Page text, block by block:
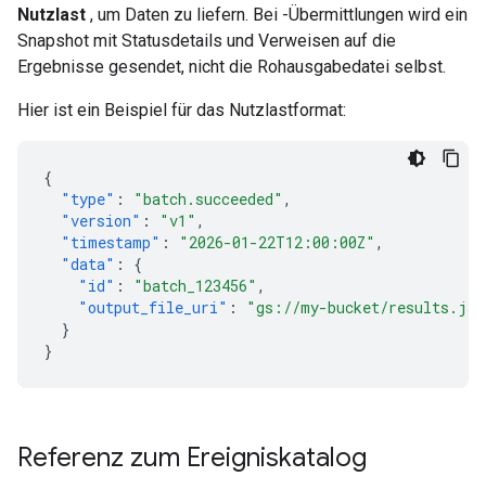
Nutzlast , um Daten zu liefern. Bei -Übermittlungen wird ein
Snapshot mit Statusdetails und Verweisen auf die
Ergebnisse gesendet, nicht die Rohausgabedatei selbst.
Hier ist ein Beispiel für das Nutzlastformat:
{
"type" : "batch.succeeded" ,
"version" : "v1" ,
"timestamp" : "2026-01-22T12:00:00Z" ,
"data" :
{
"id" : "batch_123456" ,
"output_file_uri" :
"gs://my-bucket/
}
}
Referenz zum Ereigniskatalog